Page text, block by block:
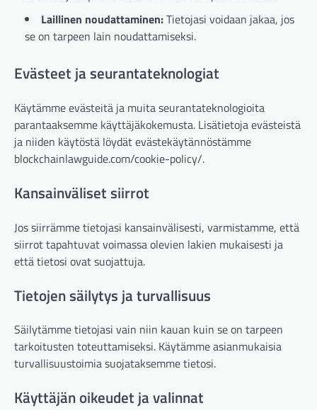
Laillinen noudattaminen:Tietojasi voidaan jakaa, jos
se on tarpeen lain noudattamiseksi.
Evästeet ja seurantateknologiat
Käytämme evästeitä ja muita seurantateknologioita
parantaaksemme käyttäjäkokemusta. Lisätietoja evästeistä
ja niiden käytöstä löydät evästekäytännöstämme
blockchainlawguide.com/cookie-policy/.
Kansainväliset siirrot
Jos siirrämme tietojasi kansainvälisesti, varmistamme, että
siirrot tapahtuvat voimassa olevien lakien mukaisesti ja
että tietosi ovat suojattuja.
Tietojen säilytys ja turvallisuus
Säilytämme tietojasi vain niin kauan kuin se on tarpeen
tarkoitusten toteuttamiseksi. Käytämme asianmukaisia
turvallisuustoimia suojataksemme tietosi.
Käyttäjän oikeudet ja valinnat